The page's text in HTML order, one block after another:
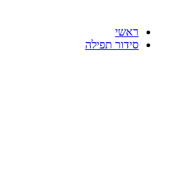
ראשי
סידור תפילה